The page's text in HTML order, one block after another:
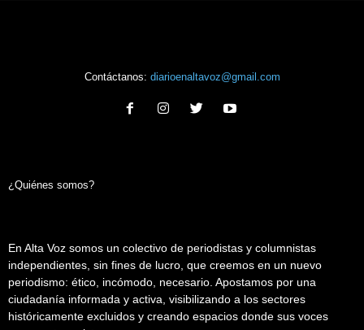
Contáctanos: diarioenaltavoz@gmail.com
¿Quiénes somos?
En Alta Voz somos un colectivo de periodistas y columnistas
independientes, sin fines de lucro, que creemos en un nuevo
periodismo: ético, incómodo, necesario. Apostamos por una
ciudadanía informada y activa, visibilizando a los sectores
históricamente excluidos y creando espacios donde sus voces